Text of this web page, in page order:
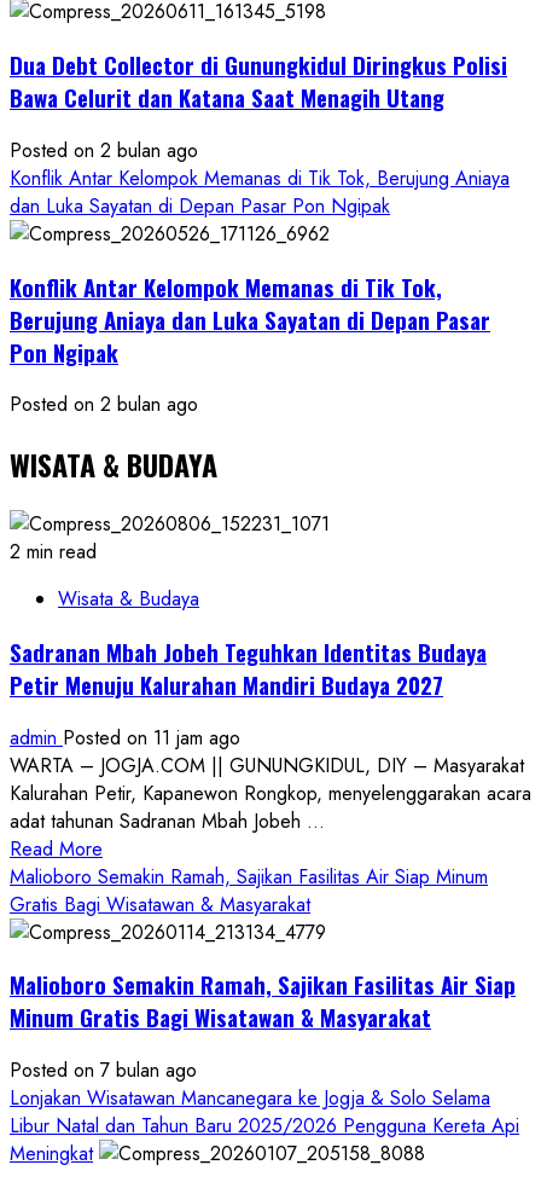
Dua Debt Collector di Gunungkidul Diringkus Polisi
Bawa Celurit dan Katana Saat Menagih Utang
Posted on 2 bulan ago
Konflik Antar Kelompok Memanas di Tik Tok, Berujung Aniaya
dan Luka Sayatan di Depan Pasar Pon Ngipak
Konflik Antar Kelompok Memanas di Tik Tok,
Berujung Aniaya dan Luka Sayatan di Depan Pasar
Pon Ngipak
Posted on 2 bulan ago
WISATA & BUDAYA
2 min read
Wisata & Budaya
Sadranan Mbah Jobeh Teguhkan Identitas Budaya
Petir Menuju Kalurahan Mandiri Budaya 2027
admin Posted on 11 jam ago
WARTA – JOGJA.COM || GUNUNGKIDUL, DIY – Masyarakat
Kalurahan Petir, Kapanewon Rongkop, menyelenggarakan acara
adat tahunan Sadranan Mbah Jobeh ...
Read More
more
about
Sadranan
Jobeh
Teguhkan
Budaya
Petir
Menuju
Kalurahan
Malioboro Semakin Ramah, Sajikan Fasilitas Air Siap Minum
Gratis Bagi Wisatawan & Masyarakat
Malioboro Semakin Ramah, Sajikan Fasilitas Air Siap
Minum Gratis Bagi Wisatawan & Masyarakat
Posted on 7 bulan ago
Lonjakan Wisatawan Mancanegara ke Jogja & Solo Selama
Libur Natal dan Tahun Baru 2025/2026 Pengguna Kereta Api
Meningkat